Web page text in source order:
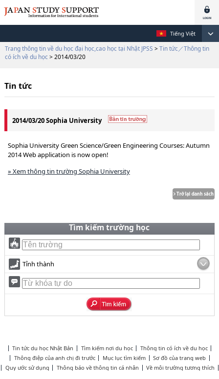
Tiếng Việt
Trang thông tin về du học đại học,cao học tại Nhật JPSS > Tin tức／Thông tin
có ích về du học > 2014/03/20
Tin tức
2014/03/20 Sophia University
Sophia University Green Science/Green Engineering Courses: Autumn
2014 Web application is now open!
» Xem thông tin trường Sophia University
Tìm kiếm trường học
Tỉnh thành
Tin tức du học Nhật Bản Tìm kiếm nơi du học
Thông tin có ích về du học
Thông điệp của anh chị đi trước
Mục lục tìm kiếm
Sơ đồ của trang web
Quy ước sử dụng
Thông báo về thông tin cá nhân Về môi trường tương thích